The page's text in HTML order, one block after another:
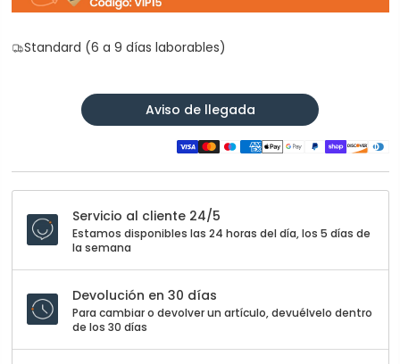
Standard (6 a 9 días laborables)
Aviso de llegada
Servicio al cliente 24/5
Estamos disponibles las 24 horas del día, los 5 días de
la semana
Devolución en 30 días
Para cambiar o devolver un artículo, devuélvelo dentro
de los 30 días